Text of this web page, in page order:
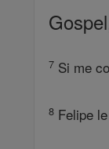
7 Si me
8 Felipe